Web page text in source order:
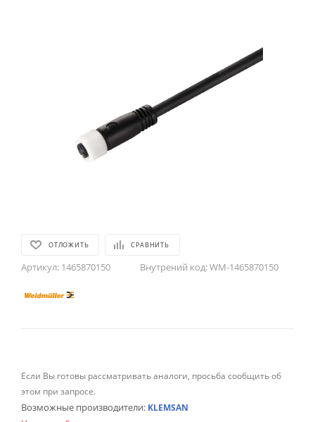
ОТЛОЖИТЬ СРАВНИТЬ
Артикул: 1465870150 Внутрений код:WM-1465870150
Если Вы готовы рассматривать аналоги, просьба сообщить об
этом при запросе.
Возможные производители: KLEMSAN